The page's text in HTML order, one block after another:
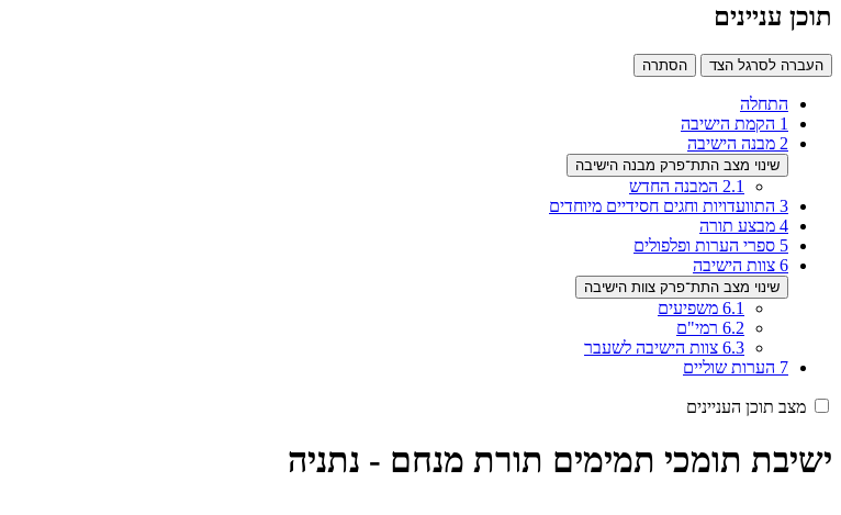
תוכן עניינים
העברה לסרגל הצד הסתרה
התחלה
1 הקמת הישיבה
2 מבנה הישיבה
שינוי מצב התת־פרק מבנה הישיבה
2.1 המבנה החדש
3 התוועדויות וחגים חסידיים מיוחדים
4 מבצע תורה
5 ספרי הערות ופלפולים
6 צוות הישיבה
שינוי מצב התת־פרק צוות הישיבה
6.1 משפיעים
6.2 רמי"ם
6.3 צוות הישיבה לשעבר
7 הערות שוליים
מצב תוכן העניינים
ישיבת תומכי תמימים תורת מנחם - נתניה